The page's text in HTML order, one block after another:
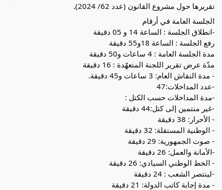
تقريرها حول مشروع القانون (عدد 62/ 2024).
الجلسة العامة في أرقام
-انطلاق الجلسة : الساعة 14 و 05 دقيقة
رفع الجلسة : الساعة 18و55 دقيقة
مدة الجلسة العامة : 4 ساعات و50 دقيقة
مدّة عرض تقرير اللجنة المتعهّدة : 16 دقيقة
- مدة النقاش العام: 3 ساعات و45 دقيقة.
-عدد المداخلات:47
-مدة المداخلات حسب الكتل :
-غير منتمين إلى كتل:44 دقيقة
- الأحرار: 38 دقيقة
- الوطنية المستقلة: 32 دقيقة
- صوت الجمهورية: 29 دقيقة
-الأمانة والعمل: 26 دقيقة
- الخط الوطني السيادي: 26 دقيقة
-لينتصر الشعب : 24 دقيقة
- مدة إجابة كاتب الدولة: 21 دقيقة